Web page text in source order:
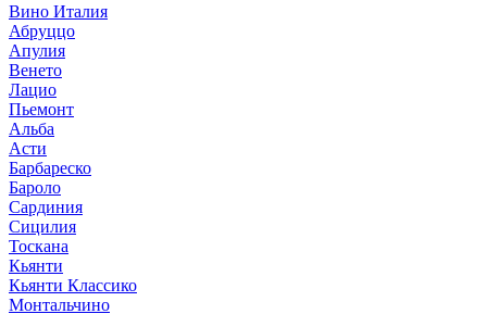
Вино Италия
Абруццо
Апулия
Венето
Лацио
Пьемонт
Альба
Асти
Барбареско
Бароло
Сардиния
Сицилия
Тоскана
Кьянти
Кьянти Классико
Монтальчино